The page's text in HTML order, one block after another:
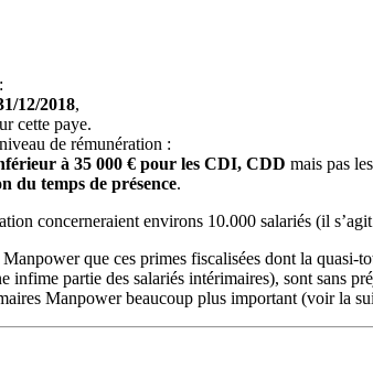
12/2018,
cette paye.
de rémunération :
à 35 000 € pour les CDI, CDD mais pas
du temps de présence.
concerneraient environs 10.000 salariés (il
que ces primes fiscalisées dont la
infime partie des salariés intérimaires), sont sans
Manpower beaucoup plus important (voir la